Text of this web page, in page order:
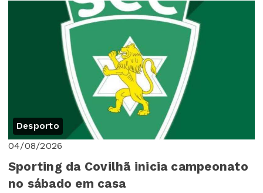
Desporto
04/08/2026
Sporting da Covilhã inicia campeonato
no sábado em casa